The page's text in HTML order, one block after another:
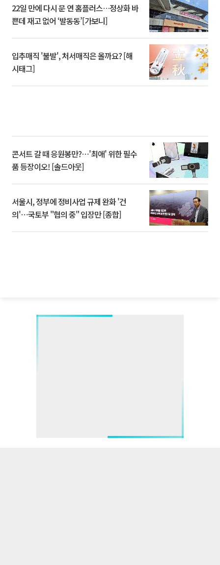
22일 만에 다시 문 연 홈플러스…정상화 바
쁜데 재고 없어 ‘발동동’[가보니]
입추매직 '불발', 처서매직은 올까요? [해
시태그]
콘서트 갈 때 응원봉만?⋯'최애' 위한 필수
품 등장이오! [솔드아웃]
서울시, 정부에 정비사업 규제 완화 '건
의'⋯국토부 "협의 중" 입장만 [종합]